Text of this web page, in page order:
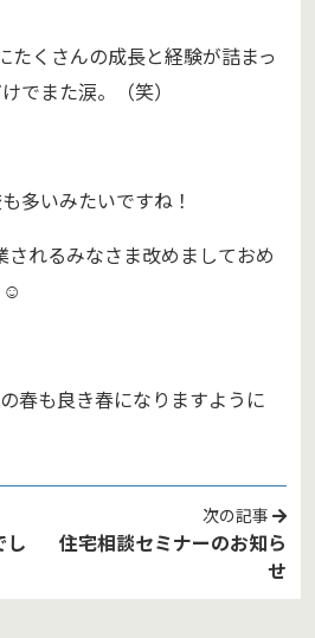
たくさんの成長と経験が詰まっ
でまた涙。（笑）
多いみたいですね！
されるみなさま改めましておめ
春も良き春になりますように
し
次の記事
住宅相談セミナーのお知ら
せ